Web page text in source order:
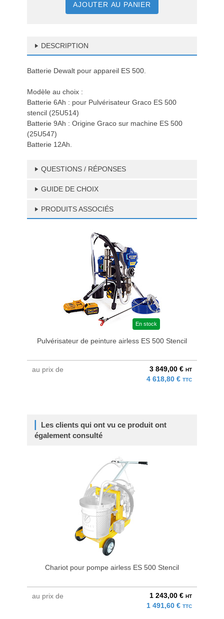
AJOUTER AU PANIER
DESCRIPTION
Batterie Dewalt pour appareil ES 500.
Modèle au choix :
Batterie 6Ah : pour Pulvérisateur Graco ES 500
stencil (25U514)
Batterie 9Ah : Origine Graco sur machine ES 500
(25U547)
Batterie 12Ah.
QUESTIONS / RÉPONSES
GUIDE DE CHOIX
PRODUITS ASSOCIÉS
En stock
Pulvérisateur de peinture airless ES 500 Stencil
au prix de 3 849,00 € HT
4 618,80 € TTC
Les clients qui ont vu ce produit ont
également consulté
Chariot pour pompe airless ES 500 Stencil
au prix de 1 243,00 € HT
1 491,60 € TTC